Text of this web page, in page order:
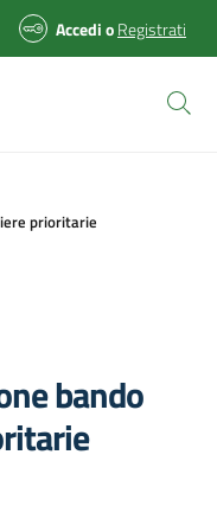
AccedioRegistrati
prioritarie
bando